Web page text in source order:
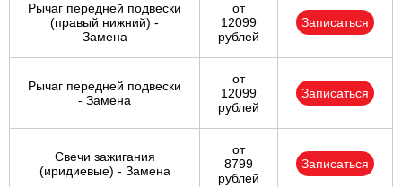
Рычаг передней подвески
(правый нижний) -
Замена
от
12099
рублей
Записаться
Рычаг передней подвески
- Замена
от
12099
рублей
Записаться
Свечи зажигания
(иридиевые) - Замена
от
8799
рублей
Записаться